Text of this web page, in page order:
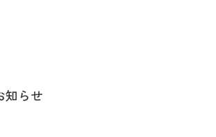
知らせ